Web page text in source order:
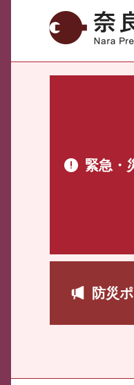
奈良県
緊急・
防災